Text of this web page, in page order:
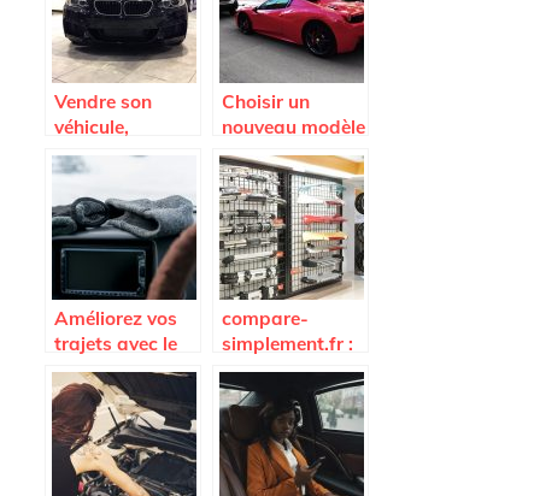
Vendre son
véhicule,
comment faire ?
Choisir un
nouveau modèle
de voiture.
Améliorez vos
trajets avec le
lecteur DVD
voiture
compare-
simplement.fr :
pour bénéficier
des meilleurs
prix pour les
accessoires
automobiles